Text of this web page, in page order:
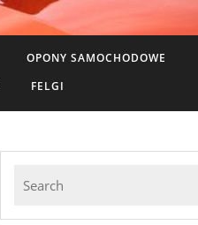
OPONY SAMOCHODOWE
FELGI
for: